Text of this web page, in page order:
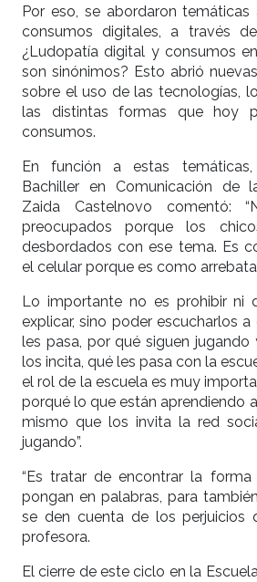
Por eso, se abordaron
consumos digitales, a través
¿Ludopatía digital y consumos
son sinónimos? Esto abrió
sobre el uso de las tecnologías,
las distintas formas que hoy
consumos.
En función a estas
Bachiller en Comunicación de
Zaida Castelnovo comentó:
preocupados porque los
desbordados con ese tema. Es
el celular porque es como
Lo importante no es prohibir ni
explicar, sino poder escucharlos
les pasa, por qué siguen jugando
los incita, qué les pasa con la
el rol de la escuela es muy
porqué lo que están aprendiendo
mismo que los invita la red
jugando”.
“Es tratar de encontrar la
pongan en palabras, para
se den cuenta de los perjuicios
profesora.
El cierre de este ciclo en la